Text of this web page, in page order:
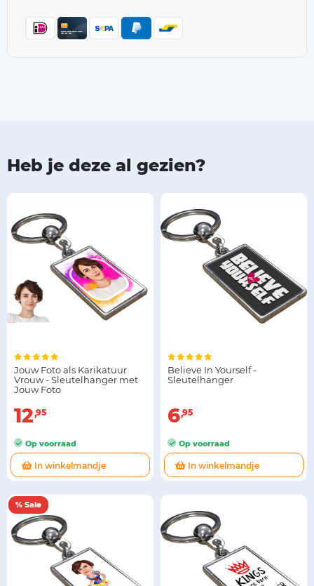
Heb je deze al gezien?
Jouw Foto als Karikatuur
Vrouw - Sleutelhanger met
Jouw Foto
12 95
Op voorraad
In winkelmandje
Believe In Yourself -
Sleutelhanger
6 95
Op voorraad
In winkelmandje
% Sale